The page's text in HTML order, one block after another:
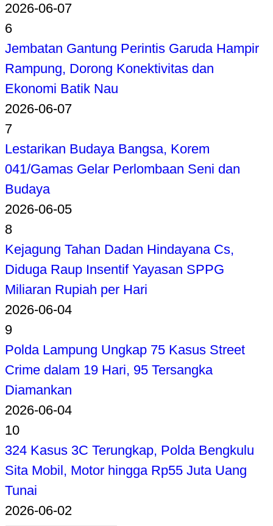
2026-06-07
6
Jembatan Gantung Perintis Garuda Hampir
Rampung, Dorong Konektivitas dan
Ekonomi Batik Nau
2026-06-07
7
Lestarikan Budaya Bangsa, Korem
041/Gamas Gelar Perlombaan Seni dan
Budaya
2026-06-05
8
Kejagung Tahan Dadan Hindayana Cs,
Diduga Raup Insentif Yayasan SPPG
Miliaran Rupiah per Hari
2026-06-04
9
Polda Lampung Ungkap 75 Kasus Street
Crime dalam 19 Hari, 95 Tersangka
Diamankan
2026-06-04
10
324 Kasus 3C Terungkap, Polda Bengkulu
Sita Mobil, Motor hingga Rp55 Juta Uang
Tunai
2026-06-02